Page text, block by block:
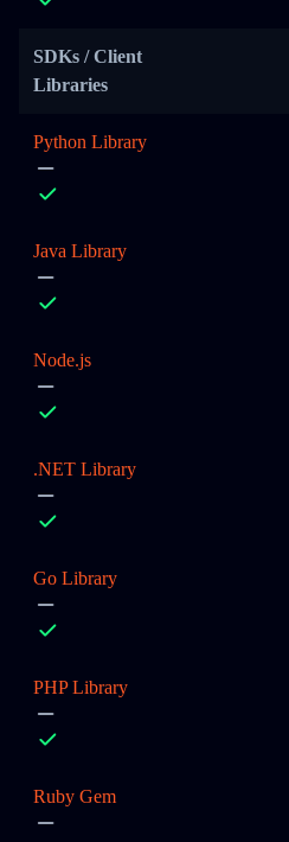
SDKs / Client
Libraries
Python Library
Java Library
Node.js
.NET Library
Go Library
PHP Library
Ruby Gem